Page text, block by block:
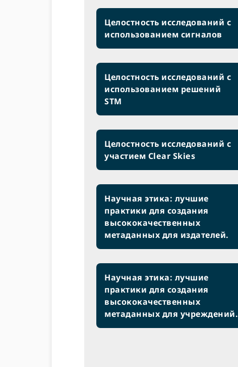
Целостность исследований с
использованием сигналов
Целостность исследований с
использованием решений
STM
Целостность исследований с
участием Clear Skies
Научная этика: лучшие
практики для создания
высококачественных
метаданных для издателей.
Научная этика: лучшие
практики для создания
высококачественных
метаданных для учреждений.